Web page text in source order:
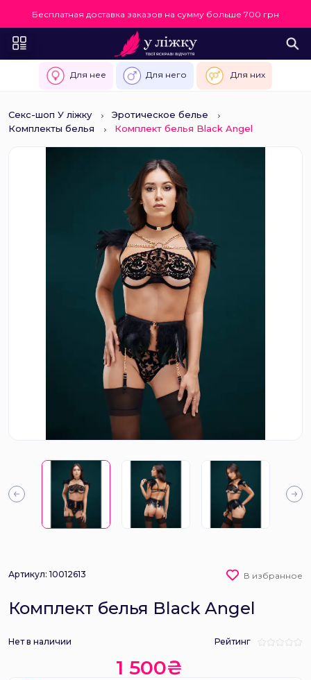
Бесплатная доставка заказов на сумму больше 700 грн
Для нее Для него Для них
Секс-шоп У ліжку
Эротическое белье
Комплекты белья
Комплект белья Black Angel
Артикул: 10012613 В избранное
Комплект белья Black Angel
Нет в наличии Рейтинг
1 500₴